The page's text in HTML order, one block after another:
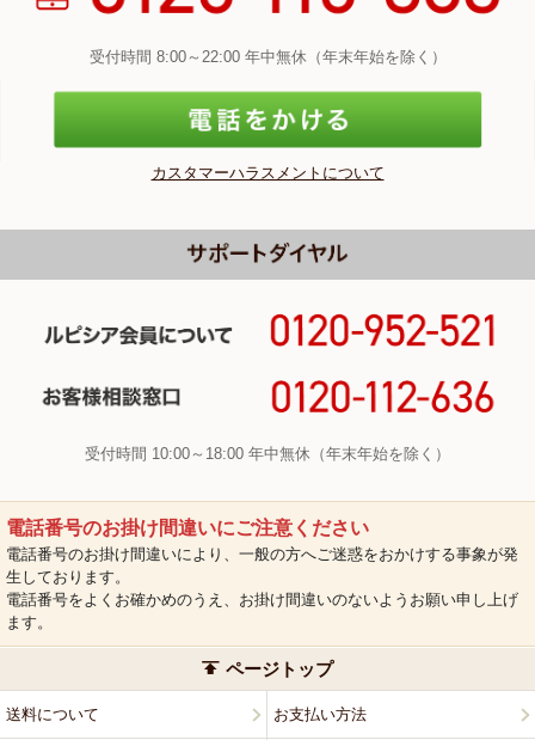
受付時間 8:00～22:00 年中無休（年末年始を除く）
カスタマーハラスメントについて
受付時間 10:00～18:00 年中無休（年末年始を除く）
電話番号のお掛け間違いにご注意ください
電話番号のお掛け間違いにより、一般の方へご迷惑をおかけする事象が発
生しております。
電話番号をよくお確かめのうえ、お掛け間違いのないようお願い申し上げ
ます。
ページトップ
送料について お支払い方法